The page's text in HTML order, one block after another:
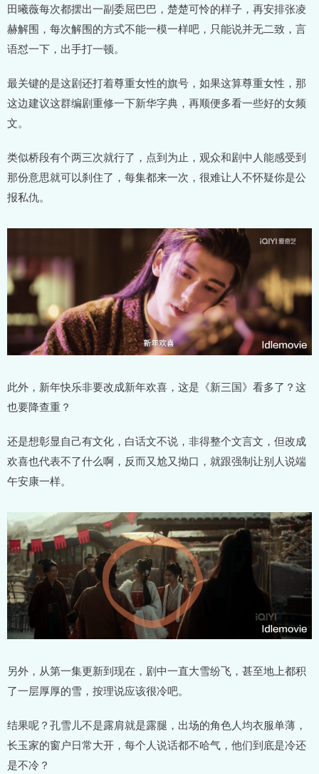
田曦薇每次都摆出一副委屈巴巴，楚楚可怜的样子，再安排张凌
赫解围，每次解围的方式不能一模一样吧，只能说并无二致，言
语怼一下，出手打一顿。
最关键的是这剧还打着尊重女性的旗号，如果这算尊重女性，那
这边建议这群编剧重修一下新华字典，再顺便多看一些好的女频
文。
类似桥段有个两三次就行了，点到为止，观众和剧中人能感受到
那份意思就可以刹住了，每集都来一次，很难让人不怀疑你是公
报私仇。
此外，新年快乐非要改成新年欢喜，这是《新三国》看多了？这
也要降查重？
还是想彰显自己有文化，白话文不说，非得整个文言文，但改成
欢喜也代表不了什么啊，反而又尬又拗口，就跟强制让别人说端
午安康一样。
另外，从第一集更新到现在，剧中一直大雪纷飞，甚至地上都积
了一层厚厚的雪，按理说应该很冷吧。
结果呢？孔雪儿不是露肩就是露腿，出场的角色人均衣服单薄，
长玉家的窗户日常大开，每个人说话都不哈气，他们到底是冷还
是不冷？